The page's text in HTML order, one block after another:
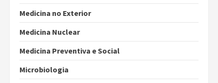
Medicina no Exterior
Medicina Nuclear
Medicina Preventiva e Social
Microbiologia